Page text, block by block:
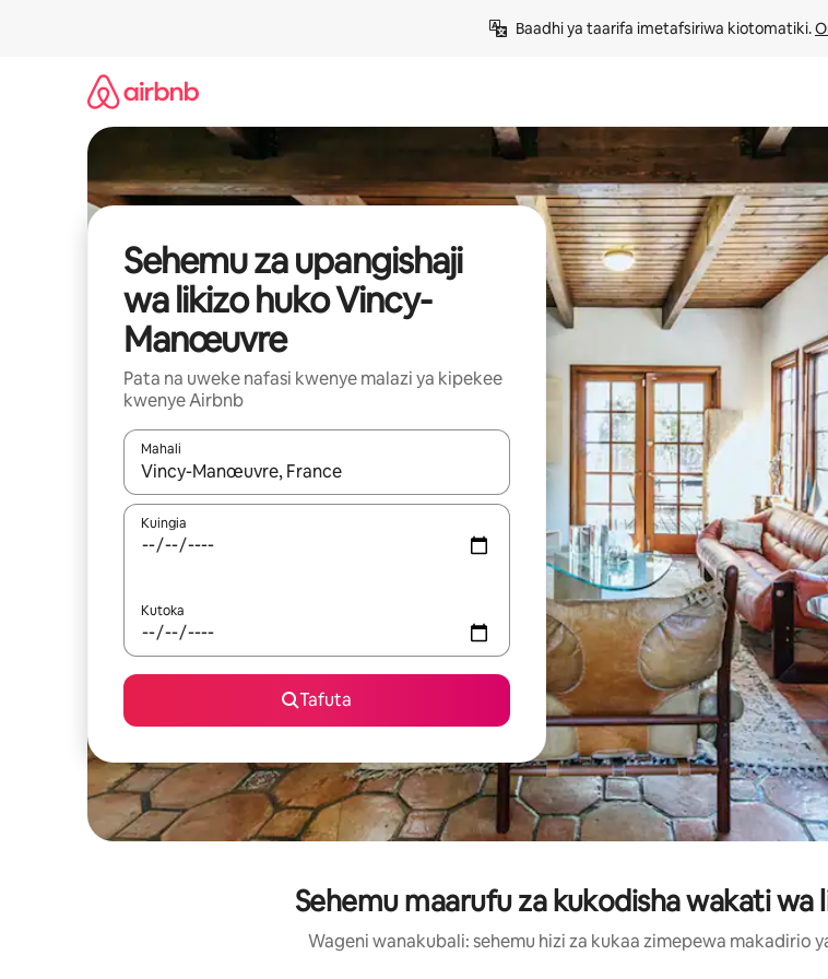
Baadhi ya taarifa imetafsiriwa kiotomatiki.
Sehemu za upangishaji
wa likizo huko Vincy-
Manœuvre
Pata na uweke nafasi kwenye malazi ya kipekee
kwenye Airbnb
Mahali
Wakati matokeo yanapatikana, vinjari kwa kutumia vitufe vya vishale vya juu na chini au
Kuingia
Kutoka
Tafuta
Sehemu maarufu za kukodisha wakati
Wageni wanakubali: sehemu hizi za kukaa zimepewa makadirio